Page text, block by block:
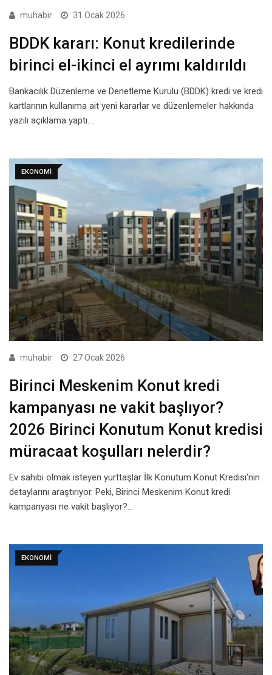
muhabir 31 Ocak 2026
BDDK kararı: Konut kredilerinde
birinci el-ikinci el ayrımı kaldırıldı
Bankacılık Düzenleme ve Denetleme Kurulu (BDDK) kredi ve kredi
kartlarının kullanıma ait yeni kararlar ve düzenlemeler hakkında
yazılı açıklama yaptı.…
EKONOMI
muhabir 27 Ocak 2026
Birinci Meskenim Konut kredi
kampanyası ne vakit başlıyor?
2026 Birinci Konutum Konut kredisi
müracaat koşulları nelerdir?
Ev sahibi olmak isteyen yurttaşlar İlk Konutum Konut Kredisi‘nin
detaylarını araştırıyor. Peki, Birinci Meskenim Konut kredi
kampanyası ne vakit başlıyor?…
EKONOMI